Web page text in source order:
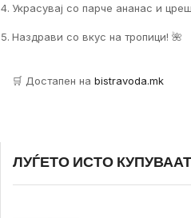
Украсувај со парче ананас и
Наздрави со вкус на тропици! 🌺
🛒 Достапен на bistravoda.mk
ЛУЃЕТО ИСТО КУПУВААТ